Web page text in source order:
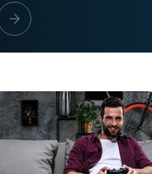
HEIMKINO BESTENLISTE 2026